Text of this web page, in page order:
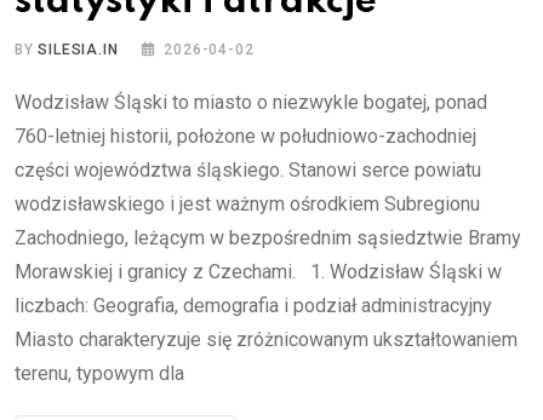
BYSILESIA.IN 2026-04-02
Wodzisław Śląski to miasto o niezwykle bogatej, ponad
760-letniej historii, położone w południowo-zachodniej
części województwa śląskiego. Stanowi serce powiatu
wodzisławskiego i jest ważnym ośrodkiem Subregionu
Zachodniego, leżącym w bezpośrednim sąsiedztwie Bramy
Morawskiej i granicy z Czechami. 1. Wodzisław Śląski w
liczbach: Geografia, demografia i podział administracyjny
Miasto charakteryzuje się zróżnicowanym ukształtowaniem
terenu, typowym dla